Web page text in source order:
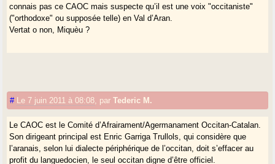
connais pas ce CAOC mais suspecte qu’il est une voix "occitaniste"
("orthodoxe" ou supposée telle) en Val d’Aran.
Vertat o non, Miquèu ?
# Le 7 juin 2011 à 08:08 parTederic M.
Le CAOC est le Comité d’Afrairament/Agermanament Occitan-Catalan.
Son dirigeant principal est Enric Garriga Trullols, qui considère que
l’aranais, selon lui dialecte périphérique de l’occitan, doit s’effacer au
profit du languedocien, le seul occitan digne d’être officiel.